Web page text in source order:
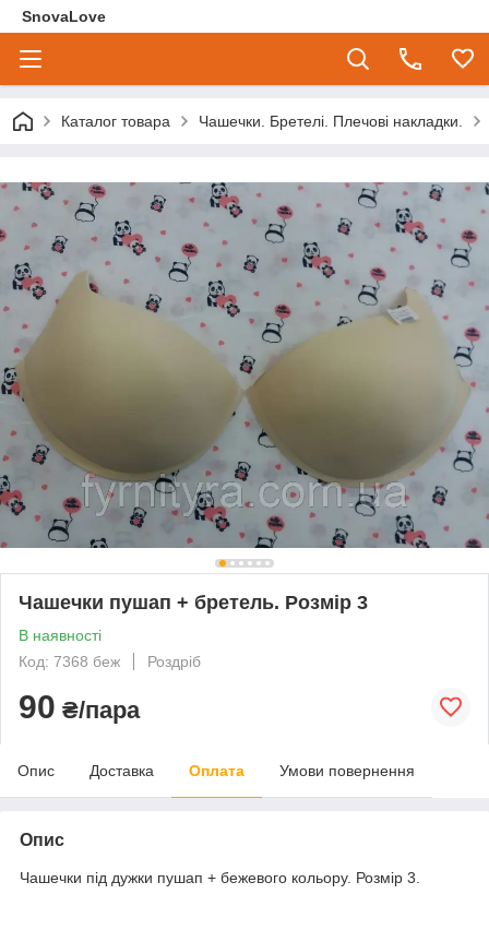
SnovaLove
Каталог товара Чашечки. Бретелі. Плечові накладки.
Чашечки пушап + бретель. Розмір 3
В наявності
Код: 7368 беж
Роздріб
90 ₴/пара
Опис Доставка Оплата Умови повернення
Опис
Чашечки під дужки пушап + бежевого кольору. Розмір 3.